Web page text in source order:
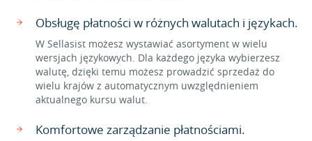
Obsługę płatności w różnych walutach i językach.
W Sellasist możesz wystawiać asortyment w wielu
wersjach językowych. Dla każdego języka wybierzesz
walutę, dzięki temu możesz prowadzić sprzedaż do
wielu krajów z automatycznym uwzględnieniem
aktualnego kursu walut.
Komfortowe zarządzanie płatnościami.